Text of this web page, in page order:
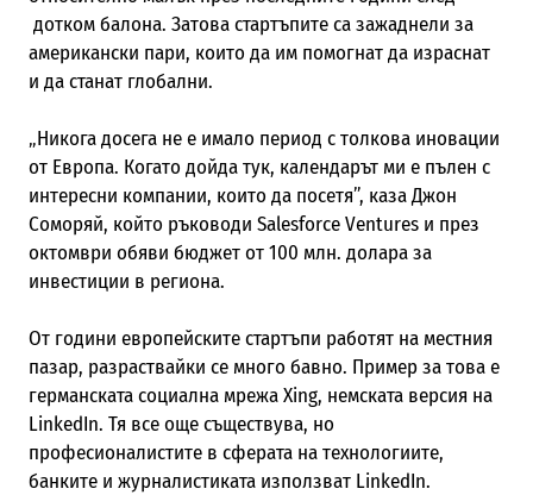
дотком балона. Затова стартъпите са зажаднели за
американски пари, които да им помогнат да израснат
и да станат глобални.
„Никога досега не е имало период с толкова иновации
от Европа. Когато дойда тук, календарът ми е пълен с
интересни компании, които да посетя”, каза Джон
Соморяй, който ръководи Salesforce Ventures и през
октомври обяви бюджет от 100 млн. долара за
инвестиции в региона.
От години европейските стартъпи работят на местния
пазар, разраствайки се много бавно. Пример затова е
германската социална мрежа Xing, немската версия на
LinkedIn. Тя все още съществува, но
професионалистите в сферата на технологиите,
банките и журналистиката използват LinkedIn.